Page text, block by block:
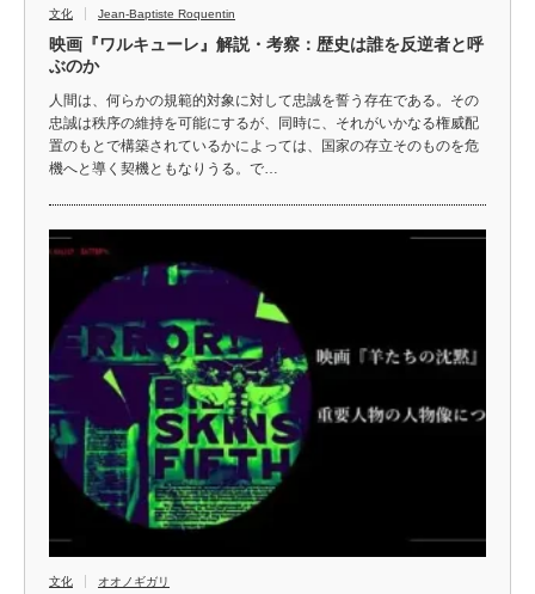
文化 Jean-Baptiste Roquentin
映画『ワルキューレ』解説・考察：歴史は誰を反逆者と呼
ぶのか
人間は、何らかの規範的対象に対して忠誠を誓う存在である。その
忠誠は秩序の維持を可能にするが、同時に、それがいかなる権威配
置のもとで構築されているかによっては、国家の存立そのものを危
機へと導く契機ともなりうる。で…
文化 オオノギガリ